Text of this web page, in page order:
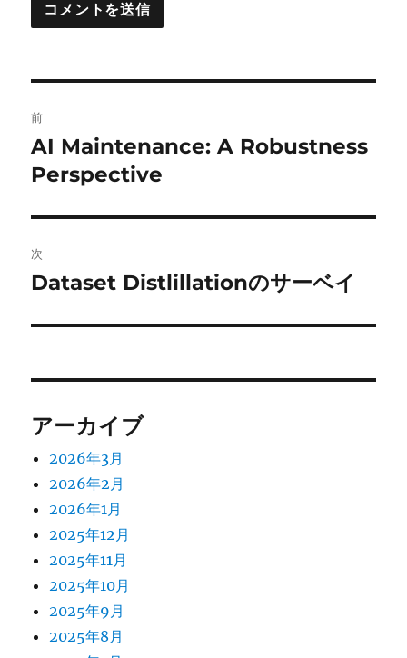
稿
ナ
ビ
ゲ
ー
シ
前
前
の
稿:
AI Maintenance: A Robustness
Perspective
次
次
投
Dataset Distlillationのサーベイ
アーカイブ
2026年3月
2026年2月
2026年1月
2025年12月
2025年11月
2025年10月
2025年9月
2025年8月